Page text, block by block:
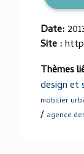
Date:
Site :
Thèmes
design et
mobilier
/ agence